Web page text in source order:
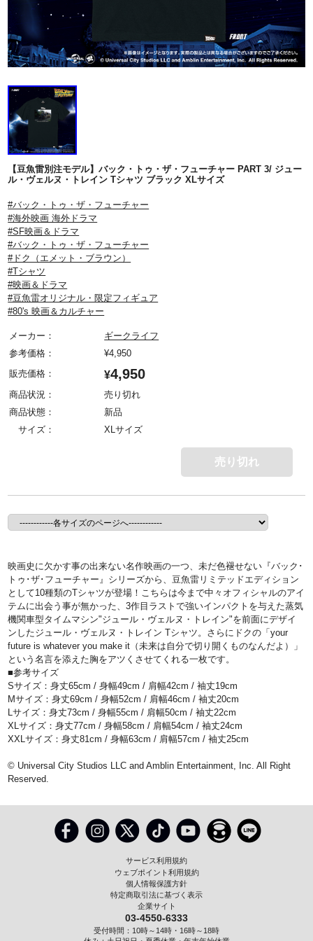
【豆魚雷別注モデル】バック・トゥ・ザ・フューチャー PART 3/ ジュー
ル・ヴェルヌ・トレイン Tシャツ ブラック XLサイズ
#バック・トゥ・ザ・フューチャー
#海外映画 海外ドラマ
#SF映画＆ドラマ
#バック・トゥ・ザ・フューチャー
#ドク（エメット・ブラウン）
#Tシャツ
#映画＆ドラマ
#豆魚雷オリジナル・限定フィギュア
#80's 映画＆カルチャー
メーカー：
ギークライフ
参考価格：
¥4,950
販売価格：
¥4,950
商品状況：
売り切れ
商品状態：
新品
サイズ：
XLサイズ
売り切れ
映画史に欠かす事の出来ない名作映画の一つ、未だ色褪せない『バック･
トゥ･ザ･フューチャー』シリーズから、豆魚雷リミテッドエディション
として10種類のTシャツが登場！こちらは今まで中々オフィシャルのアイ
テムに出会う事が無かった、3作目ラストで強いインパクトを与えた蒸気
機関車型タイムマシン"ジュール・ヴェルヌ・トレイン"を前面にデザイ
ンしたジュール・ヴェルヌ・トレイン Tシャツ。さらにドクの「your
future is whatever you make it（未来は自分で切り開くものなんだよ）」
という名言を添えた胸をアツくさせてくれる一枚です。
■参考サイズ
Sサイズ：身丈65cm / 身幅49cm / 肩幅42cm / 袖丈19cm
Mサイズ：身丈69cm / 身幅52cm / 肩幅46cm / 袖丈20cm
Lサイズ：身丈73cm / 身幅55cm / 肩幅50cm / 袖丈22cm
XLサイズ：身丈77cm / 身幅58cm / 肩幅54cm / 袖丈24cm
XXLサイズ：身丈81cm / 身幅63cm / 肩幅57cm / 袖丈25cm
©️ Universal City Studios LLC and Amblin Entertainment, Inc. All Right
Reserved.
サービス利用規約
ウェブポイント利用規約
個人情報保護方針
特定商取引法に基づく表示
企業サイト
03-4550-6333
受付時間：10時～14時・16時～18時